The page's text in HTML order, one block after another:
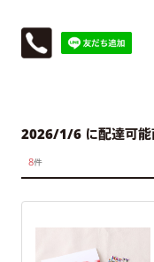
2026/1/6 に配達可能
8件